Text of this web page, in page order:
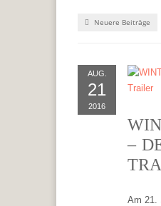
Neuere Beiträge
AUG.
21
2016
–
Am 21.